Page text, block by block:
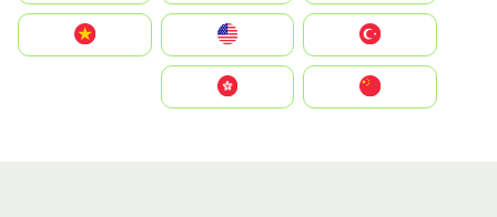
United States
Vietnam